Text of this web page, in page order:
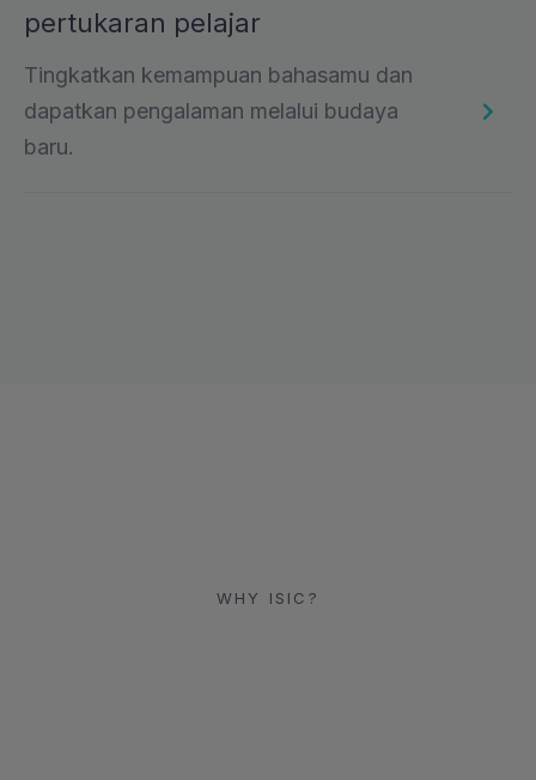
pertukaran pelajar
Tingkatkan kemampuan bahasamu dan
dapatkan pengalaman melalui budaya
baru.
WHY ISIC?